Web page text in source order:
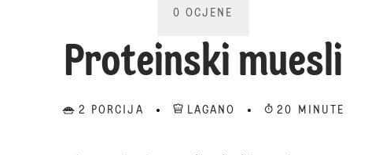
0 OCJENE
Proteinski muesli
2 PORCIJA LAGANO 20 MINUTE